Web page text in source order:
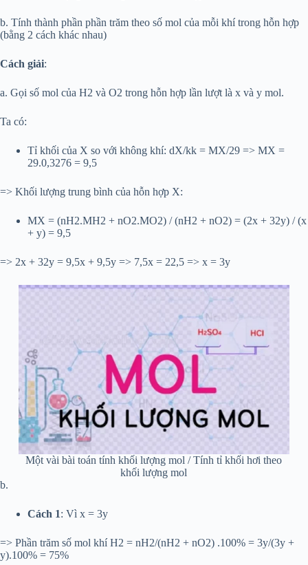
b. Tính thành phần phần trăm theo số mol của mỗi khí trong hỗn hợp
(bằng 2 cách khác nhau)
Cách giải:
a. Gọi số mol của H2 và O2 trong hỗn hợp lần lượt là x và y mol.
Ta có:
Tỉ khối của X so với không khí: dX/kk = MX/29 => MX =
29.0,3276 = 9,5
=> Khối lượng trung bình của hỗn hợp X:
MX = (nH2.MH2 + nO2.MO2) / (nH2 + nO2) = (2x + 32y) / (x
+ y) = 9,5
=> 2x + 32y = 9,5x + 9,5y => 7,5x = 22,5 => x = 3y
Một vài bài toán tính khối lượng mol / Tính tỉ khối hơi theo
khối lượng mol
b.
Cách 1: Vì x = 3y
=> Phần trăm số mol khí H2 = nH2/(nH2 + nO2) .100% = 3y/(3y +
y).100% = 75%